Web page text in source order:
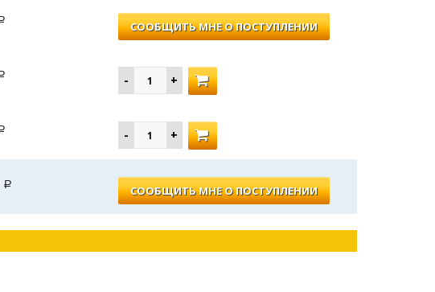
СООБЩИТЬ МНЕ О ПОСТУПЛЕНИИ
СООБЩИТЬ МНЕ О ПОСТУПЛЕНИИ